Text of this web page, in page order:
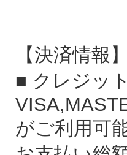
【決済情報】
■ クレジッ
がご利用可